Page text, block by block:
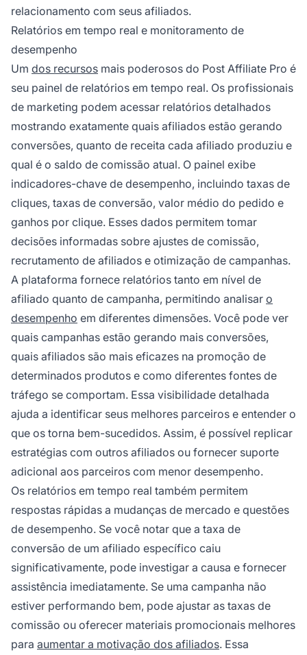
relacionamento com seus afiliados.
Relatórios em tempo real e monitoramento de
desempenho
Um dos recursos mais poderosos do Post Affiliate Pro é
seu painel de relatórios em tempo real. Os profissionais
de marketing podem acessar relatórios detalhados
mostrando exatamente quais afiliados estão gerando
conversões, quanto de receita cada afiliado produziu e
qual é o saldo de comissão atual. O painel exibe
indicadores-chave de desempenho, incluindo taxas de
cliques, taxas de conversão, valor médio do pedido e
ganhos por clique. Esses dados permitem tomar
decisões informadas sobre ajustes de comissão,
recrutamento de afiliados e otimização de campanhas.
A plataforma fornece relatórios tanto em nível de
afiliado quanto de campanha, permitindo analisar o
desempenho em diferentes dimensões. Você pode ver
quais campanhas estão gerando mais conversões,
quais afiliados são mais eficazes na promoção de
determinados produtos e como diferentes fontes de
tráfego se comportam. Essa visibilidade detalhada
ajuda a identificar seus melhores parceiros e entender o
que os torna bem-sucedidos. Assim, é possível replicar
estratégias com outros afiliados ou fornecer suporte
adicional aos parceiros com menor desempenho.
Os relatórios em tempo real também permitem
respostas rápidas a mudanças de mercado e questões
de desempenho. Se você notar que a taxa de
conversão de um afiliado específico caiu
significativamente, pode investigar a causa e fornecer
assistência imediatamente. Se uma campanha não
estiver performando bem, pode ajustar as taxas de
comissão ou oferecer materiais promocionais melhores
para aumentar a motivação dos afiliados. Essa